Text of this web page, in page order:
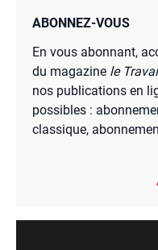
ABONNEZ-VOUS
En vous abonnant,
du magazine le
nos publications en
possibles :
classique,